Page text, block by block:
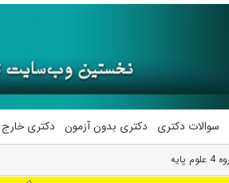
سوالات دکتری دکتری بدون آزمون دکتری خارج